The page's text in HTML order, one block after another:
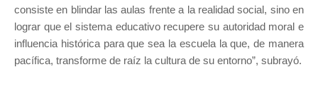
consiste en blindar las aulas frente a la realidad social, sino en
lograr que el sistema educativo recupere su autoridad moral e
influencia histórica para que sea la escuela la que, de manera
pacífica, transforme de raíz la cultura de su entorno”, subrayó.